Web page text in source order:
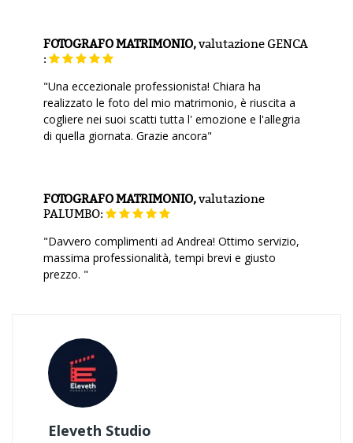
FOTOGRAFO MATRIMONIO,valutazioneGENCA
:
"Una eccezionale professionista! Chiara ha
realizzato le foto del mio matrimonio, è riuscita a
cogliere nei suoi scatti tutta l' emozione e l'allegria
di quella giornata. Grazie ancora"
FOTOGRAFO MATRIMONIO,valutazione
PALUMBO:
"Davvero complimenti ad Andrea! Ottimo servizio,
massima professionalità, tempi brevi e giusto
prezzo. "
Eleveth Studio